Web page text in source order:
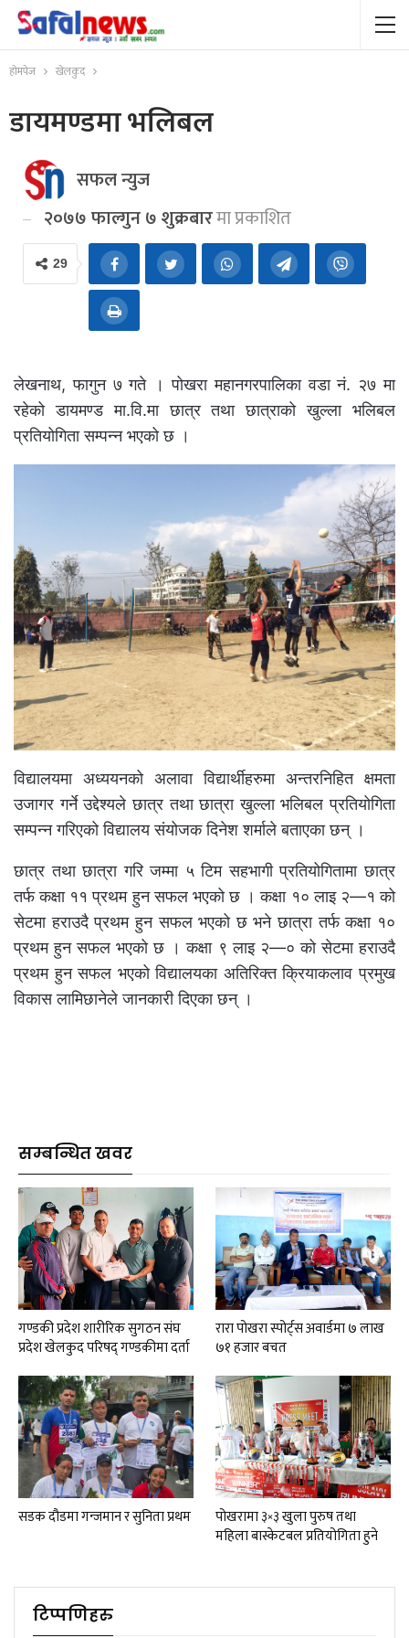
होमपेज खेलकुद
डायमण्डमा भलिबल
सफल न्युज
२०७७ फाल्गुन ७ शुक्रबारमा प्रकाशित
29
लेखनाथ, फागुन ७ गते । पोखरा महानगरपालिका वडा नं. २७ मा
रहेको डायमण्ड मा.वि.मा छात्र तथा छात्राको खुल्ला भलिबल
प्रतियोगिता सम्पन्न भएको छ ।
विद्यालयमा अध्ययनको अलावा विद्यार्थीहरुमा अन्तरनिहित क्षमता
उजागर गर्ने उद्देश्यले छात्र तथा छात्रा खुल्ला भलिबल प्रतियोगिता
सम्पन्न गरिएको विद्यालय संयोजक दिनेश शर्माले बताएका छन् ।
छात्र तथा छात्रा गरि जम्मा ५ टिम सहभागी प्रतियोगितामा छात्र
तर्फ कक्षा ११ प्रथम हुन सफल भएको छ । कक्षा १० लाइ २—१ को
सेटमा हराउदै प्रथम हुन सफल भएको छ भने छात्रा तर्फ कक्षा १०
प्रथम हुन सफल भएको छ । कक्षा ९ लाइ २—० को सेटमा हराउदै
प्रथम हुन सफल भएको विद्यालयका अतिरिक्त क्रियाकलाव प्रमुख
विकास लामिछानेले जानकारी दिएका छन् ।
सम्बन्धित खवर
गण्डकी प्रदेश शारीरिक सुगठन संघ
प्रदेश खेलकुद परिषद् गण्डकीमा दर्ता
रारा पोखरा स्पोर्ट्स अवार्डमा ७ लाख
७१ हजार बचत
सडक दौडमा गन्जमान र सुनिता प्रथम
पोखरामा ३×३ खुला पुरुष तथा
महिला बास्केटबल प्रतियोगिता हुने
टिप्पणिहरु